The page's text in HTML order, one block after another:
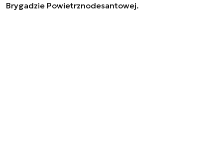
Brygadzie Powietrznodesantowej.